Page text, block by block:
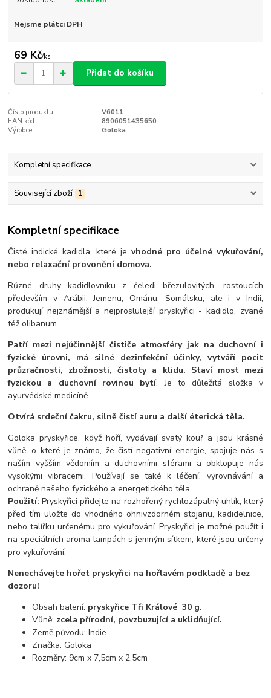
Nejsme plátci DPH
69 Kč/ks
Přidat do košíku
Číslo produktu:
V6011
EAN kód:
8906051435650
Výrobce:
Goloka
Kompletní specifikace
Související zboží 1
Kompletní specifikace
Čisté indické kadidla, které je vhodné pro účelné vykuřování,
nebo relaxační provonění domova.
Různé druhy kadidlovníku z čeledi březulovitých, rostoucích
především v Arábii, Jemenu, Ománu, Somálsku, ale i v Indii,
produkují nejznámější a nejproslulejší pryskyřici - kadidlo, zvané
též olibanum.
Patří mezi nejúčinnější čističe atmosféry jak na duchovní i
fyzické úrovni, má silné dezinfekční účinky, vytváří pocit
průzračnosti, zbožnosti, čistoty a klidu. Staví most mezi
fyzickou a duchovní rovinou bytí. Je to důležitá složka v
ayurvédské medicíně.
Otvírá srdeční čakru, silně čistí auru a další éterická těla.
Goloka pryskyřice, když hoří, vydávají svatý kouř a jsou krásné
vůně, o které je známo, že čistí negativní energie, spojuje nás s
naším vyšším vědomím a duchovními sférami a obklopuje nás
vysokými vibracemi. Používají se také k léčení, vyrovnávání a
ochraně našeho fyzického a energetického těla.
Použití: Pryskyřici přidejte na rozhořený rychlozápalný uhlík, který
před tím uložte do vhodného ohnivzdorném stojanu, kadidelnice,
nebo talířku určenému pro vykuřování. Pryskyřici je možné použít i
na speciálních aroma lampách s jemným sítkem, které jsou určeny
pro vykuřování.
Nenechávejte hořet pryskyřici na hořlavém podkladě a bez
dozoru!
Obsah balení: pryskyřice Tři Králové 30 g.
Vůně: zcela přírodní, povzbuzující a uklidňující.
Země původu: Indie
Značka: Goloka
Rozměry: 9cm x 7,5cm x 2,5cm